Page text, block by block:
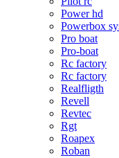
Power hd
Powerbox
Pro boat
Pro-boat
Rc factory
Rc factory
Realfligth
Revell
Revtec
Rgt
Roapex
Roban